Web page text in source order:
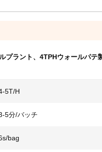
プラント、4TPHウォールパテ
5T/H
5分/バッチ
bag